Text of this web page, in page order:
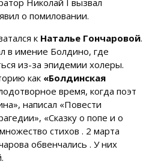
о помиловании.
к Наталье Гончаровой.
в имение Болдино, где
из-за эпидемии холеры.
как «Болдинская
время, когда поэт
написал «Повести
«Сказку о попе и о
стихов . 2 марта
обвенчались . У них